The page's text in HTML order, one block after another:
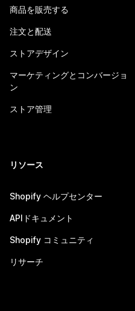
商品を販売する
注文と配送
ストアデザイン
マーケティングとコンバージョ
ン
ストア管理
リソース
Shopify ヘルプセンター
APIドキュメント
Shopify コミュニティ
リサーチ